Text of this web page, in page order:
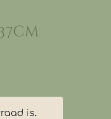
is.